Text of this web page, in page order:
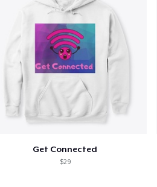
Get Connected
$29